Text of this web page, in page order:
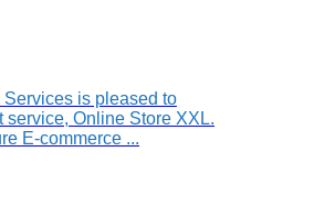
is pleased to
service, Online Store XXL.
E-commerce ...